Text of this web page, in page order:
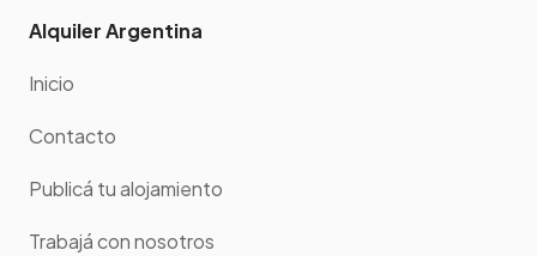
Alquiler Argentina
Inicio
Contacto
Publicá tu alojamiento
Trabajá con nosotros